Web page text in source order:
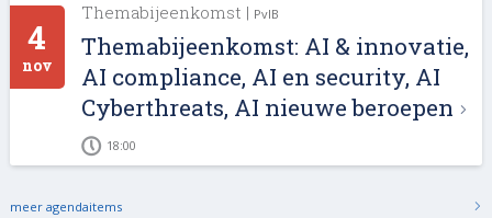
4
nov
Themabijeenkomst | PvIB
Themabijeenkomst: AI & innovatie,
AI compliance, AI en security, AI
Cyberthreats, AI nieuwe beroepen
18:00
meer agendaitems